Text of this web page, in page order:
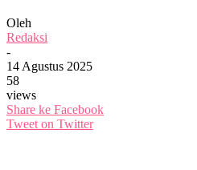
Oleh
Redaksi
-
14 Agustus 2025
58
views
Share ke Facebook
Tweet on Twitter